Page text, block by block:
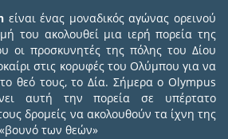
είναι ένας μοναδικός αγώνας ορεινού
του ακολουθεί μια ιερή πορεία της
οι προσκυνητές της πόλης του Δίου
στις κορυφές του Ολύμπου για να
θεό τους, το Δία. Σήμερα ο Olympus
αυτή την πορεία σε υπέρτατο
δρομείς να ακολουθούν τα ίχνη της
«βουνό των θεών»